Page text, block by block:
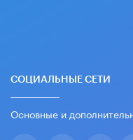
СОЦИАЛЬНЫЕ СЕТИ
Основные и